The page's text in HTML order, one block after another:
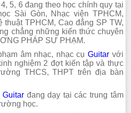
5, 6 đang theo học chính quy tại
Sài Gòn, Nhạc viện TPHCM,
thuật TPHCM, Cao đẳng SP TW,
chẳng những kiến thức chuyên
PHÁP SƯ PHẠM.
âm nhạc, nhạc cụ Guitarvới
nghiệm 2 đợt kiến tập và thực
THCS, THPT trên địa bàn
Guitar đang dạy tại các trung tâm
học.